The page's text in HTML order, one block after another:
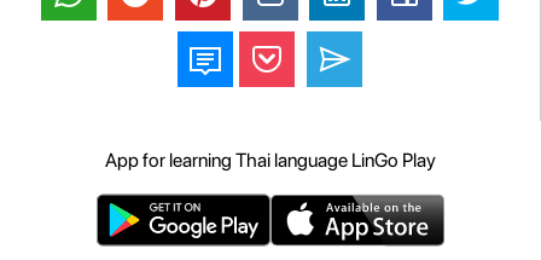
App for learning Thai language LinGo Play